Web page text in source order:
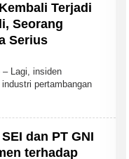
N
Terjadi
Seorang
Serius
– Lagi, insiden
pertambangan
dan PT GNI
terhadap